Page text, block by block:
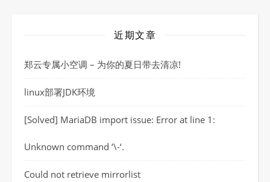
近期文章
郑云专属小空调 – 为你的夏日带去清凉!
linux部署JDK环境
[Solved] MariaDB import issue: Error at line 1:
Unknown command ‘\-‘.
Could not retrieve mirrorlist